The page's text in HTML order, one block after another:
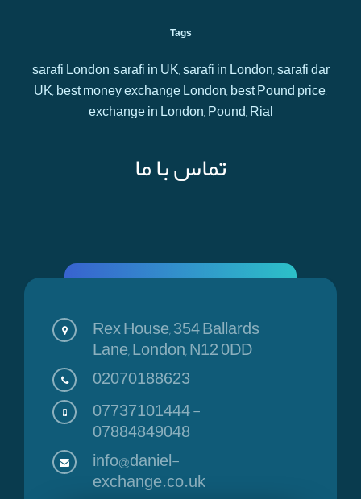
Tags
sarafi London, sarafi in UK, sarafi in London, sarafi dar
UK, best money exchange London, best Pound price,
exchange in London, Pound, Rial
تماس با ما
Rex House, 354 Ballards
Lane, London, N12 0DD
02070188623
07737101444-
07884849048
info@daniel-
exchange.co.uk